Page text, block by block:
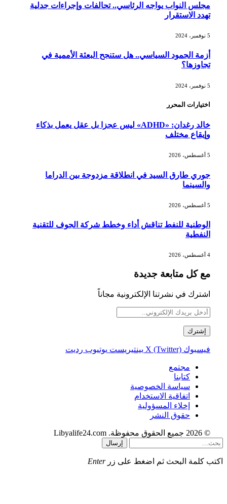
مجلس النواب يواجه الرئاسي.. تحالفات وإجراءات جدلية
تهدد الاستقرار
أزمة الجمود السياسي.. هل ستنجح البعثة الأممية في
تجاوزها؟
اختيارات المحرر
خالد رغدان: «ADHD» ليس عجزا بل عقل يعمل بذكاء
وإيقاع مختلف
جوري طارق السيد في انطلاقة مزدوجة بين الدراما
والسينما
الوطنية للنفط تناقش أداء وخطط شركة الجوف للتقنية
النفطية
مع كل متابعة جديدة
اشترك في نشرتنا الإلكترونية مجاناً
فيسبوك X (Twitter) بينتيريست يوتيوب رديت
مجتمع
كتابنا
سياسة الخصوصية
اتفاقية الاستخدام
إخلاء المسؤولية
حقوق النشر
© 2026 جميع الحقوق محفوظة. Libyalife24.com
إرسال
اكتب كلمة البحث ثم اضغط على زر Enter